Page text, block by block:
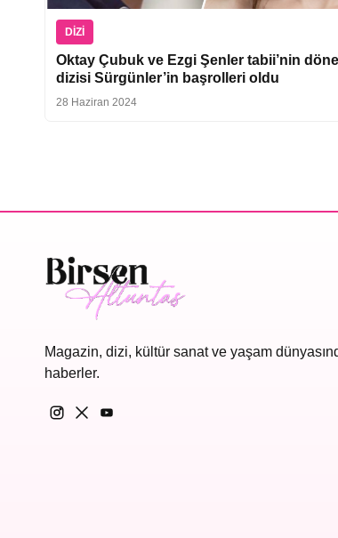
DIZI
Oktay Çubuk ve Ezgi Şenler tabii’nin
dizisi Sürgünler’in başrolleri oldu
28 Haziran 2024
Magazin, dizi, kültür sanat ve yaşam
haberler.